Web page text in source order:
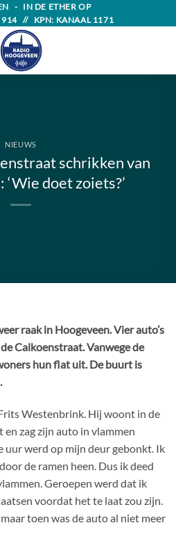
- IN DE ETHER OP
// KPN: KANAAL 1171
NIEUWS
schrikken van
doet zoiets?’
raak in Hoogeveen. Vier auto’s
Calkoenstraat. Vanwege de
hun flat uit. De buurt is
Westenbrink. Hij woont in de
zag zijn auto in vlammen
uur werd op mijn deur gebonkt. Ik
de ramen heen. Dus ik deed
Geroepen werd dat ik
voordat het te laat zou zijn.
toen was de auto al niet meer